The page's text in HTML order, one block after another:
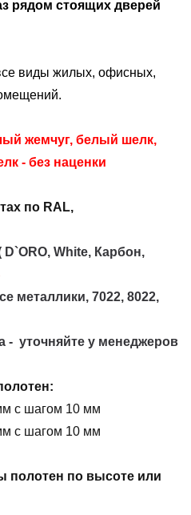
рядом стоящих дверей
виды жилых, офисных,
жемчуг, белый шелк,
- без наценки
по RAL,
White, Карбон,
металлики, 7022, 8022,
- уточняйте у менеджеров
с шагом 10 мм
с шагом 10 мм
полотен по высоте или